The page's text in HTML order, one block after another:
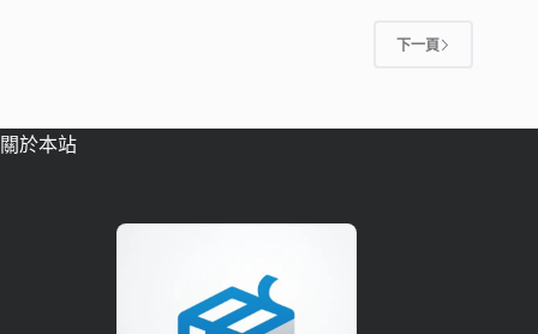
下一頁
關於本站